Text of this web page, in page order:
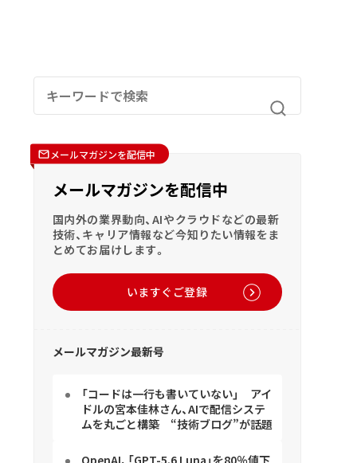
メールマガジンを配信中
メールマガジンを配信中
国内外の業界動向、AIやクラウドなどの最新
技術、キャリア情報など今知りたい情報をま
とめてお届けします。
いますぐご登録
メールマガジン最新号
「コードは一行も書いていない」 アイ
ドルの宮本佳林さん、AIで配信システ
ムを丸ごと構築 “技術ブログ”が話題